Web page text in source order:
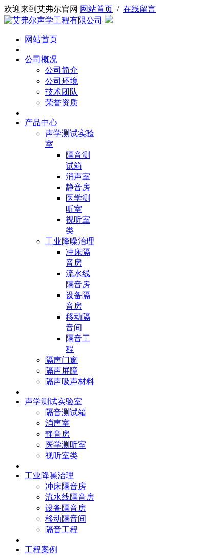
欢迎来到艾弗尔官网 网站首页 / 在线留言
网站首页
公司概况
公司简介
公司环境
技术团队
荣誉资质
产品中心
声学测试实验
室
隔音测
试箱
消声室
静音房
医学测
听室
视听室
类
工业降噪治理
冲床隔
音房
流水线
隔音房
设备隔
音房
移动隔
音间
隔音工
程
隔声门窗
隔声屏障
隔声吸声材料
声学测试实验室
隔音测试箱
消声室
静音房
医学测听室
视听室类
工业降噪治理
冲床隔音房
流水线隔音房
设备隔音房
移动隔音间
隔音工程
工程案例